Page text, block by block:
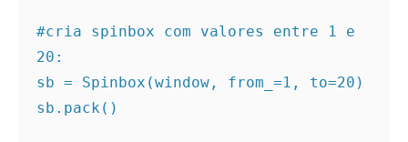
#cria spinbox com valores entre 1 e
20:
sb = Spinbox(window, from_=1, to=20)
sb.pack()